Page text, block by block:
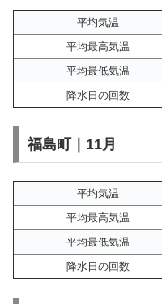
平均気温
平均最高気温
平均最低気温
降水日の回数
福島町｜11月
平均気温
平均最高気温
平均最低気温
降水日の回数